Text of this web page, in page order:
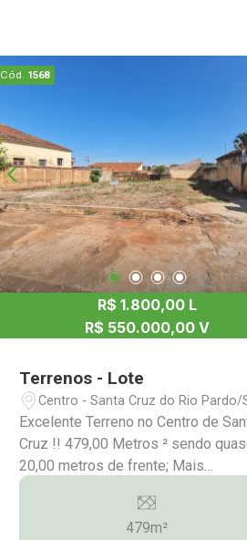
Cód. 1568
R$ 1.800,00 L
R$ 550.000,00 V
Terrenos - Lote
Centro - Santa Cruz do Rio Pardo/
Excelente Terreno no Centro de
Cruz !! 479,00 Metros ² sendo quase
20,00 metros de frente; Mais
Informações:(14)9.9743-9789/
479m²